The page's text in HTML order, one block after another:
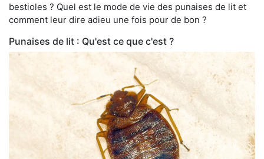
bestioles ? Quel est le mode de vie des punaises de lit et
comment leur dire adieu une fois pour de bon ?
Punaises de lit : Qu'est ce que c'est ?